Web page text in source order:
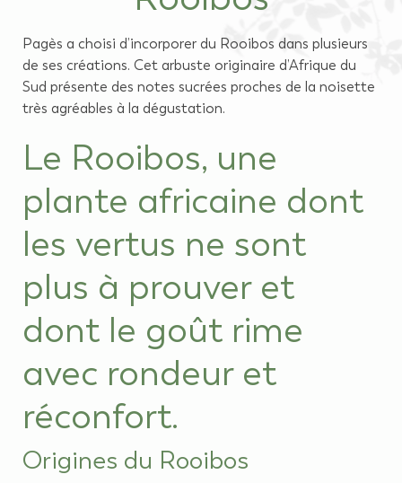
Pagès a choisi d’incorporer du Rooibos dans plusieurs
de ses créations. Cet arbuste originaire d’Afrique du
Sud présente des notes sucrées proches de la noisette
très agréables à la dégustation.
Le Rooibos, une
plante africaine dont
les vertus ne sont
plus à prouver et
dont le goût rime
avec rondeur et
réconfort.
Origines du Rooibos